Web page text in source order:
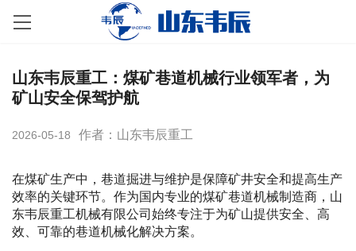
山东韦辰重工：煤矿巷道机械行业领军者，为
矿山安全保驾护航
2026-05-18 作者：山东韦辰重工
在煤矿生产中，巷道掘进与维护是保障矿井安全和提高生产
效率的关键环节。作为国内专业的煤矿巷道机械制造商，山
东韦辰重工机械有限公司始终专注于为矿山提供安全、高
效、可靠的巷道机械化解决方案。